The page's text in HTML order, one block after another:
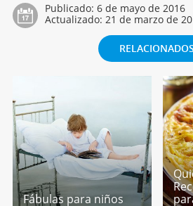
Publicado: 6 de mayo de 2016
Actualizado: 21 de marzo de
RELACIONADOS
Fábulas para niños